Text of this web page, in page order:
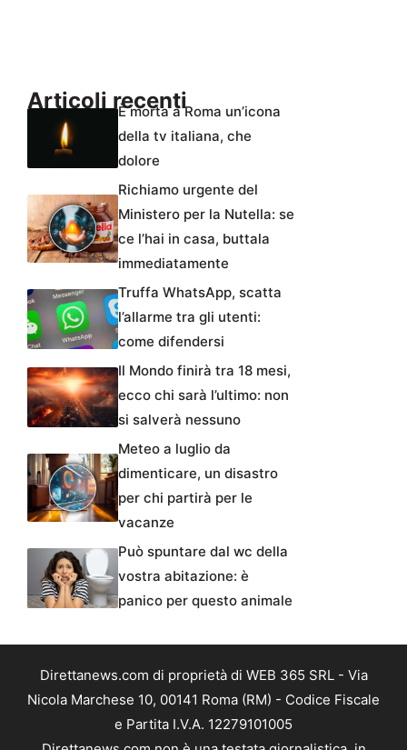
Articoli recentiÈ morta a Roma un’icona
della tv italiana, che
dolore
Richiamo urgente del
Ministero per la Nutella: se
ce l’hai in casa, buttala
immediatamente
Truffa WhatsApp, scatta
l’allarme tra gli utenti:
come difendersi
Il Mondo finirà tra 18 mesi,
ecco chi sarà l’ultimo: non
si salverà nessuno
Meteo a luglio da
dimenticare, un disastro
per chi partirà per le
vacanze
Può spuntare dal wc della
vostra abitazione: è
panico per questo animale
Direttanews.com di proprietà di WEB 365 SRL - Via
Nicola Marchese 10, 00141 Roma (RM) - Codice Fiscale
e Partita I.V.A. 12279101005